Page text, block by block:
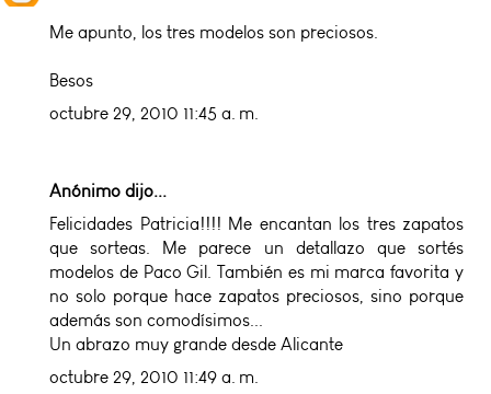
Me apunto, los tres modelos son preciosos.
Besos
octubre 29, 2010 11:45 a. m.
Anónimo dijo...
Felicidades Patricia!!!! Me encantan los tres zapatos
que sorteas. Me parece un detallazo que sortés
modelos de Paco Gil. También es mi marca favorita y
no solo porque hace zapatos preciosos, sino porque
además son comodísimos...
Un abrazo muy grande desde Alicante
octubre 29, 2010 11:49 a. m.